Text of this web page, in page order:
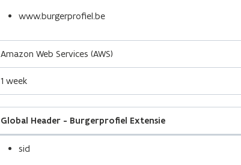
www.burgerprofiel.be
Amazon Web Services (AWS)
1 week
Global Header - Burgerprofiel Extensie
sid